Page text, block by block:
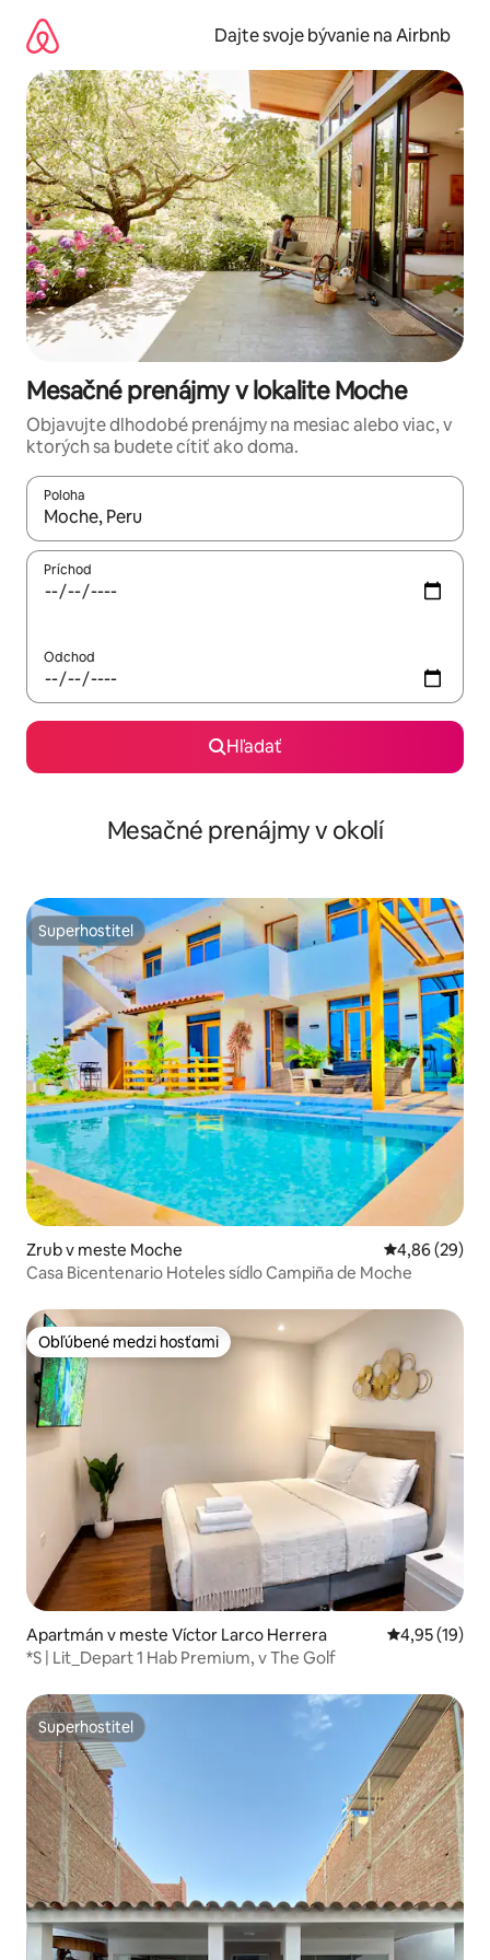
obsah.
Dajte svoje bývanie na Airbnb
Mesačné prenájmy v lokalite Moche
Objavujte dlhodobé prenájmy na mesiac alebo viac, v
ktorých sa budete cítiť ako doma.
Poloha
Keď budú výsledky k dispozícii, môžete si ich prechádzať
Príchod
Odchod
Hľadať
Mesačné prenájmy v okolí
Superhostiteľ
Superhostiteľ
Zrub v meste Moche Priemerné
4,86 (29)
Casa Bicentenario Hoteles sídlo Campiña de Moche
Obľúbené medzi hosťami
Obľúbené medzi hosťami
Apartmán v meste Víctor Larco Herrera Priemerné
4,95 (19)
*S | Lit_Depart 1 Hab Premium, v The Golf
Superhostiteľ
Superhostiteľ